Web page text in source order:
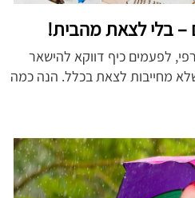
– בלי לצאת מהבית!
לפעמים כיף דווקא להישאר
מחייבות לצאת בכלל. הנה כמה